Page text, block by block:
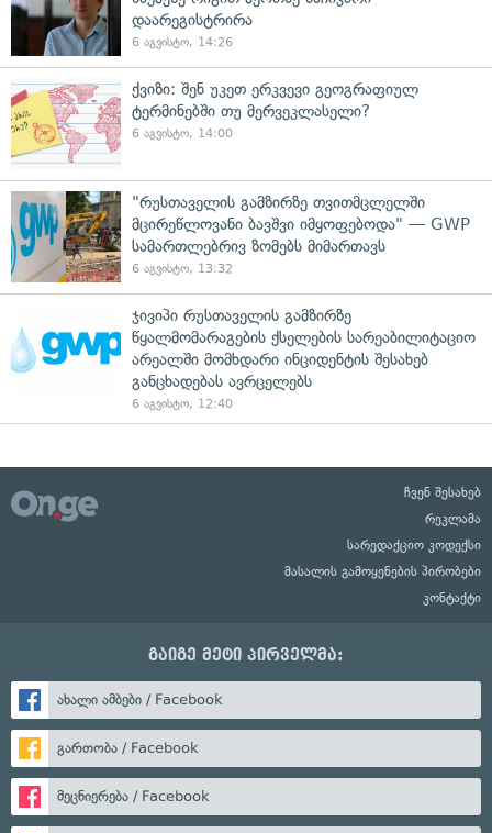
დაარეგისტრირა
6 აგვისტო, 14:26
ქვიზი: შენ უკეთ ერკვევი გეოგრაფიულ
ტერმინებში თუ მერვეკლასელი?
6 აგვისტო, 14:00
"რუსთაველის გამზირზე თვითმცლელში
მცირეწლოვანი ბავშვი იმყოფებოდა" — GWP
სამართლებრივ ზომებს მიმართავს
6 აგვისტო, 13:32
ჯივიპი რუსთაველის გამზირზე
წყალმომარაგების ქსელების სარეაბილიტაციო
არეალში მომხდარი ინციდენტის შესახებ
განცხადებას ავრცელებს
6 აგვისტო, 12:40
ჩვენ შესახებ
რეკლამა
სარედაქციო კოდექსი
მასალის გამოყენების პირობები
კონტაქტი
გაიგე მეტი პირველმა:
ახალი ამბები / Facebook
გართობა / Facebook
მეცნიერება / Facebook